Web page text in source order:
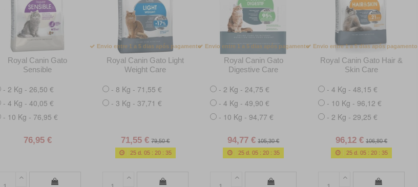
Royal Canin Gato
Sensible
- 2 Kg - 26,50 €
- 4 Kg - 40,05 €
- 10 Kg - 76,95 €
76,95 €
Envio entre 1 a 5 dias após pagamento
Royal Canin Gato Light
Weight Care
- 8 Kg - 71,55 €
- 3 Kg - 37,71 €
71,55 € 79,50 €
25d. 05: 20: 34
Envio entre 1 a 5 dias após pagamento
Royal Canin Gato
Digestive Care
- 2 Kg - 24,75 €
- 4 Kg - 49,90 €
- 10 Kg - 94,77 €
94,77 € 105,30 €
25d. 05: 20: 34
Envio entre 1 a 5 dias após pagamento
Royal Canin Gato Hair &
Skin Care
- 4 Kg - 48,15 €
- 10 Kg - 96,12 €
- 2 Kg - 29,25 €
96,12 € 106,80 €
25d. 05: 20: 34